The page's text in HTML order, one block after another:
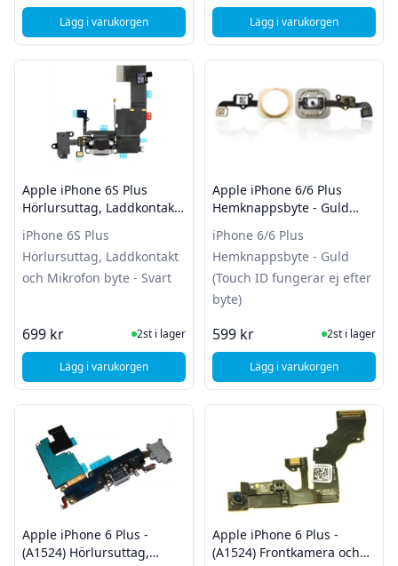
Lägg i varukorgen, Apple iPhone 6 Plus - Skärm och Glasbyte - Org LCD - Svart
Lägg i varukorgen, Apple iPhone 6/6
Apple iPhone 6S Plus
Hörlursuttag, Laddkontakt
iPhone 6S Plus
Hörlursuttag, Laddkontakt
och Mikrofon byte - Svart
699 kr I Lager
2st i lager
Lägg i varukorgen, Apple iPhone 6S Plus Hörlursuttag, Laddkontakt och
Apple iPhone 6/6 Plus
Hemknappsbyte - Guld
byte)
iPhone 6/6 Plus
Hemknappsbyte - Guld
(Touch ID fungerar ej efter
byte)
599 kr I Lager
2st i lager
Lägg i varukorgen, Apple iPhone 6/6
Apple iPhone 6 Plus -
(A1524) Hörlursuttag,
Apple iPhone 6 Plus -
(A1524) Frontkamera och